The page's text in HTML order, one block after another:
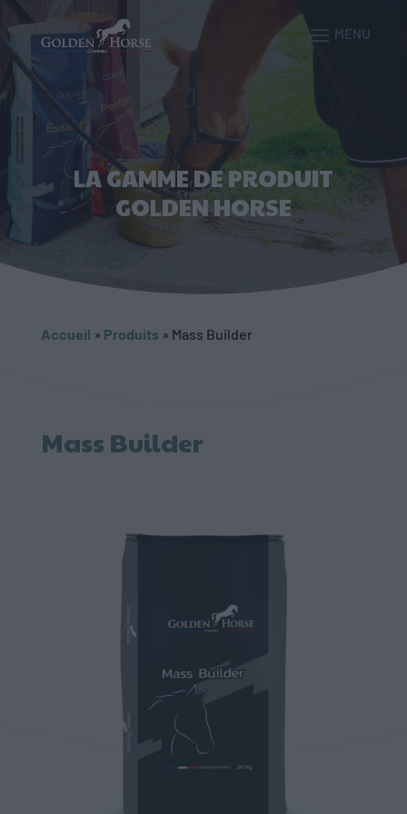
LA GAMME DE PRODUIT
GOLDEN HORSE
Accueil » Produits » Mass Builder
Mass Builder